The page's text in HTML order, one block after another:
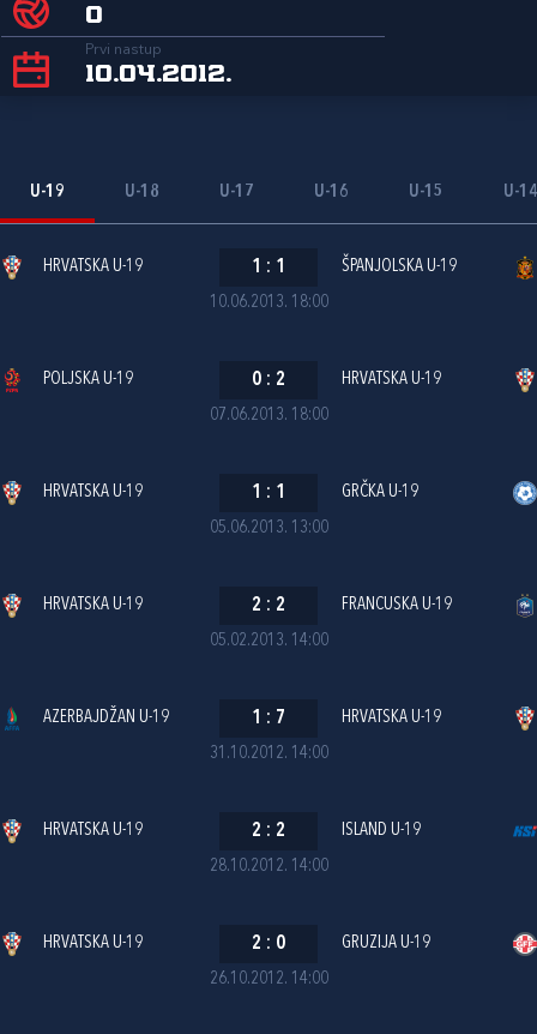
0
Prvi nastup
10.04.2012.
U-19 U-18 U-17 U-16 U-15 U-14
10.06.2013. 18:00
HRVATSKA U-19 1 : 1 ŠPANJOLSKA U-19
07.06.2013. 18:00
POLJSKA U-19 0 : 2 HRVATSKA U-19
05.06.2013. 13:00
HRVATSKA U-19 1 : 1 GRČKA U-19
05.02.2013. 14:00
HRVATSKA U-19 2 : 2 FRANCUSKA U-19
31.10.2012. 14:00
AZERBAJDŽAN U-19 1 : 7 HRVATSKA U-19
28.10.2012. 14:00
HRVATSKA U-19 2 : 2 ISLAND U-19
26.10.2012. 14:00
HRVATSKA U-19 2 : 0 GRUZIJA U-19